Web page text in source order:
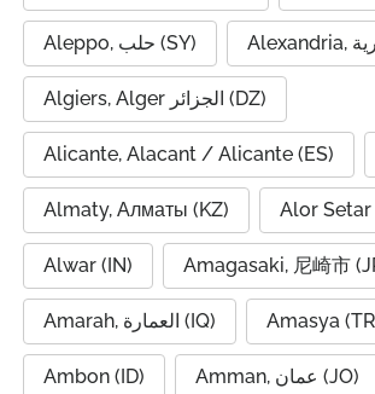
Aleppo, حلب (SY)
Algiers, Alger الجزائر (DZ)
Alicante, Alacant / Alicante (ES)
Almaty, Алматы (KZ) Alor Setar
Alwar (IN) Amagasaki, 尼崎市
Amarah, العمارة (IQ) Amasya
Ambon (ID) Amman, عمان (JO)